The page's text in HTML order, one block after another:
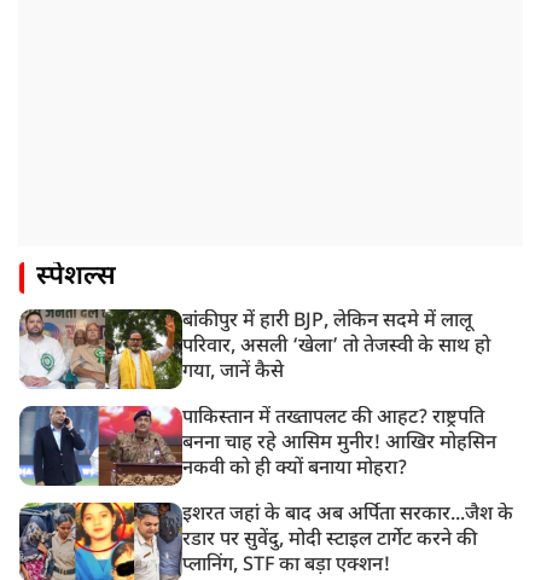
स्पेशल्स
बांकीपुर में हारी BJP, लेकिन सदमे में लालू
परिवार, असली ‘खेला’ तो तेजस्वी के साथ हो
गया, जानें कैसे
पाकिस्तान में तख्तापलट की आहट? राष्ट्रपति
बनना चाह रहे आसिम मुनीर! आखिर मोहसिन
नकवी को ही क्यों बनाया मोहरा?
इशरत जहां के बाद अब अर्पिता सरकार...जैश के
रडार पर सुवेंदु, मोदी स्टाइल टार्गेट करने की
प्लानिंग, STF का बड़ा एक्शन!